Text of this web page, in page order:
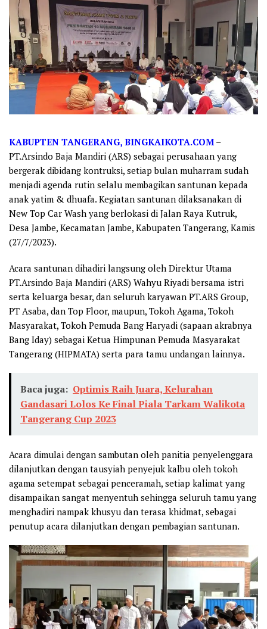
KABUPTEN TANGERANG, BINGKAIKOTA.COM –
PT.Arsindo Baja Mandiri (ARS) sebagai perusahaan yang
bergerak dibidang kontruksi, setiap bulan muharram sudah
menjadi agenda rutin selalu membagikan santunan kepada
anak yatim & dhuafa. Kegiatan santunan dilaksanakan di
New Top Car Wash yang berlokasi di Jalan Raya Kutruk,
Desa Jambe, Kecamatan Jambe, Kabupaten Tangerang, Kamis
(27/7/2023).
Acara santunan dihadiri langsung oleh Direktur Utama
PT.Arsindo Baja Mandiri (ARS) Wahyu Riyadi bersama istri
serta keluarga besar, dan seluruh karyawan PT.ARS Group,
PT Asaba, dan Top Floor, maupun, Tokoh Agama, Tokoh
Masyarakat, Tokoh Pemuda Bang Haryadi (sapaan akrabnya
Bang Iday) sebagai Ketua Himpunan Pemuda Masyarakat
Tangerang (HIPMATA) serta para tamu undangan lainnya.
Baca juga: Optimis Raih Juara, Kelurahan
Gandasari Lolos Ke Final Piala Tarkam Walikota
Tangerang Cup 2023
Acara dimulai dengan sambutan oleh panitia penyelenggara
dilanjutkan dengan tausyiah penyejuk kalbu oleh tokoh
agama setempat sebagai penceramah, setiap kalimat yang
disampaikan sangat menyentuh sehingga seluruh tamu yang
menghadiri nampak khusyu dan terasa khidmat, sebagai
penutup acara dilanjutkan dengan pembagian santunan.